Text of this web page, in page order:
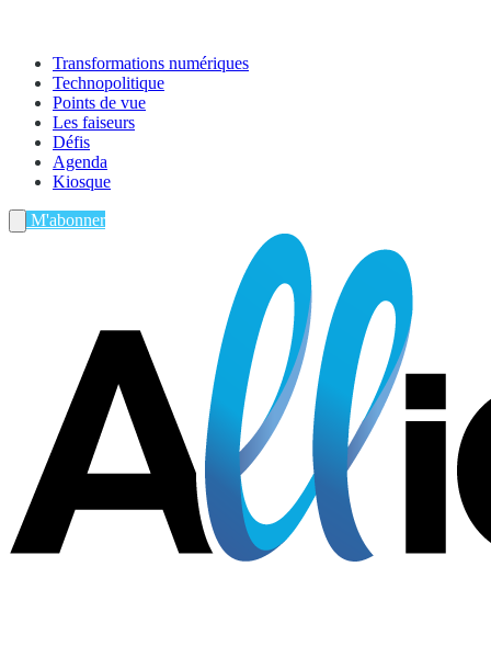
Transformations numériques
Technopolitique
Points de vue
Les faiseurs
Défis
Agenda
Kiosque
M'abonner